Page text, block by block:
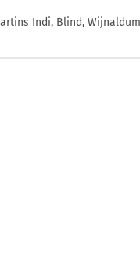
Indi, Blind,